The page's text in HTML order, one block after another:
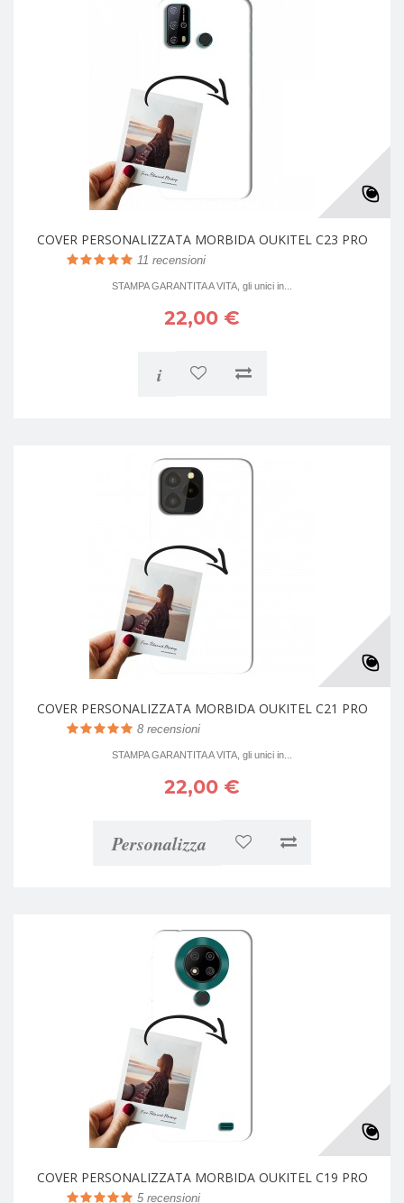
COVER PERSONALIZZATA MORBIDA OUKITEL C23 PRO
11 recensioni
STAMPA GARANTITA A VITA, gli unici in...
22,00 €
i
COVER PERSONALIZZATA MORBIDA OUKITEL C21 PRO
8 recensioni
STAMPA GARANTITA A VITA, gli unici in...
22,00 €
Personalizza
COVER PERSONALIZZATA MORBIDA OUKITEL C19 PRO
5 recensioni